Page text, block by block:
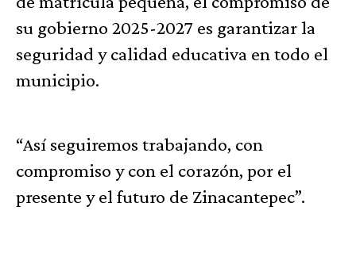
su gobierno 2025-2027 es garantizar la
seguridad y calidad educativa en todo el
municipio.
“Así seguiremos trabajando, con
compromiso y con el corazón, por el
presente y el futuro de Zinacantepec”.